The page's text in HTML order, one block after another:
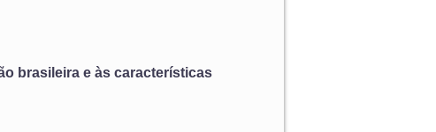
brasileira e às características